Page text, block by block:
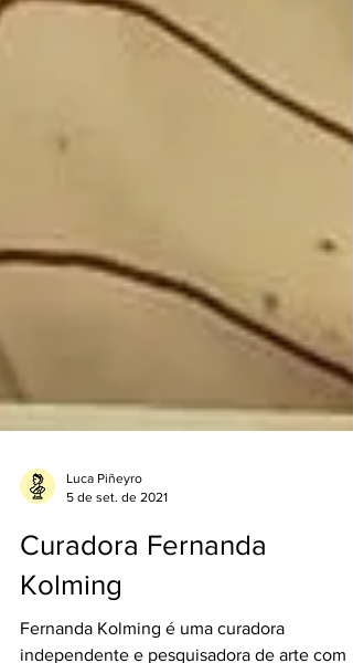
5 de set. de 2021
Curadora Fernanda
Kolming